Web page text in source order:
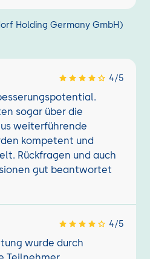
Holding Germany GmbH)
4/5
sogar über die
weiterführende
kompetent und
Rückfragen und auch
gut beantwortet
4/5
wurde durch